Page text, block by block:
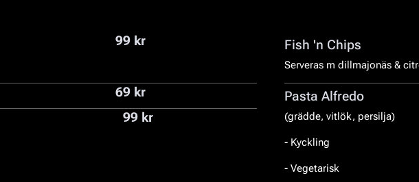
99 kr
69 kr
99 kr
Fish 'n Chips
Serveras m dillmajonäs &
Pasta Alfredo
(grädde, vitlök, persilja)
- Kyckling
- Vegetarisk